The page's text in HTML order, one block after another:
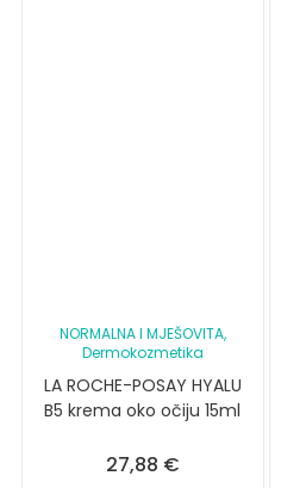
NORMALNA I MJEŠOVITA,
Dermokozmetika
LA ROCHE-POSAY HYALU
B5 krema oko očiju 15ml
27,88 €